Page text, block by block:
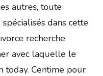
autres, toute
dans cette
recherche
avec laquelle le
today. Centime pour